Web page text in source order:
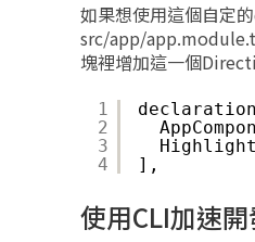
如果想使用這個自定
src/app/
塊裡增加這一個
1
2
3
4
],
使用CLI加速